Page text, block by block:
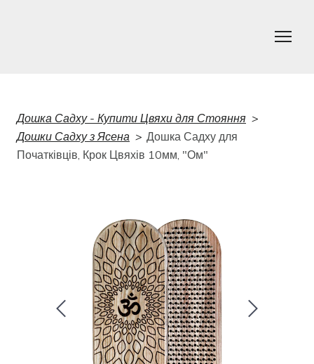
Дошка Садху - Купити Цвяхи для Стояння
Дошки Садху з Ясена
Дошка Садху для
Початківців, Крок Цвяхів 10мм, "Ом"